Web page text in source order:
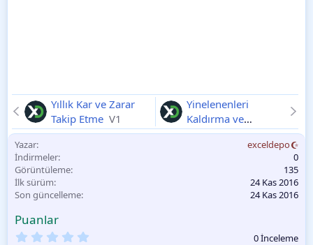
Yıllık Kar ve Zarar
Takip Etme V1
Yinelenenleri
Kaldırma ve
Tekrarsız Listeleme
Yazar
exceldepo
İndirmeler
0
Görüntüleme
135
İlk sürüm
24 Kas 2016
Son güncelleme
24 Kas 2016
Puanlar
0 İnceleme